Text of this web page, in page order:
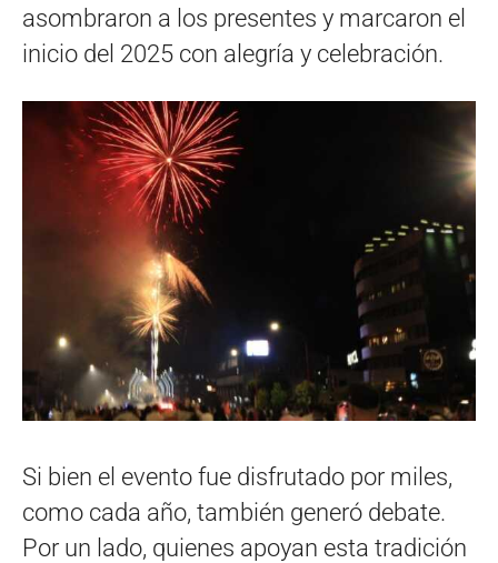
asombraron a los presentes y marcaron el
inicio del 2025 con alegría y celebración.
Si bien el evento fue disfrutado por miles,
como cada año, también generó debate.
Por un lado, quienes apoyan esta tradición